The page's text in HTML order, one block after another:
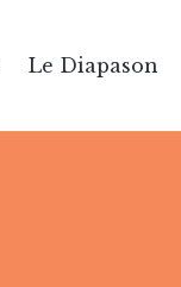
Le Diapason